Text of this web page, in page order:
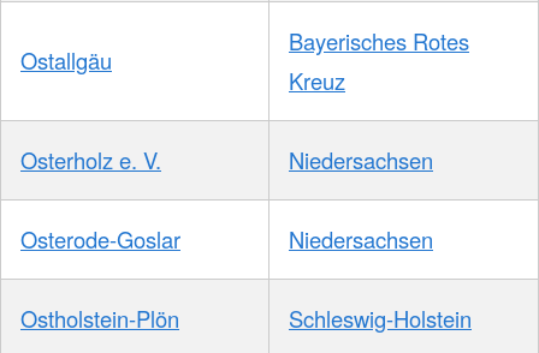
Ostallgäu
Bayerisches Rotes
Kreuz
Osterholz e. V. Niedersachsen
Osterode-Goslar Niedersachsen
Ostholstein-Plön Schleswig-Holstein